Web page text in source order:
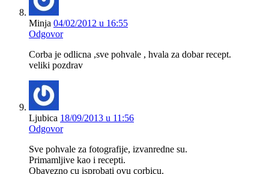
Minja 04/02/2012 u 16:55
Odgovor
Corba je odlicna ,sve pohvale , hvala za dobar recept.
veliki pozdrav
Ljubica 18/09/2013 u 11:56
Odgovor
Sve pohvale za fotografije, izvanredne su.
Primamljive kao i recepti.
Obavezno cu isprobati ovu corbicu.